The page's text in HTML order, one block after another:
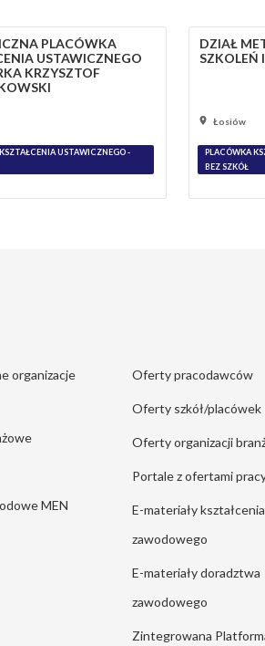
PLACÓWKA
USTAWICZNEGO
KRZYSZTOF
USTAWICZNEGO -
DZIAŁ
SZKOLEŃ
Łosiów
PLACÓWKA
BEZ SZKÓŁ
organizacje
MEN
Oferty pracodawców
Oferty szkół/placówek
Oferty organizacji
Portale z ofertami
E-materiały kształcenia
zawodowego
E-materiały doradztwa
zawodowego
Zintegrowana